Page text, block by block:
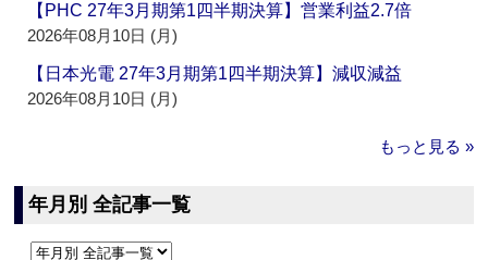
【PHC 27年3月期第1四半期決算】営業利益2.7倍
2026年08月10日 (月)
【日本光電 27年3月期第1四半期決算】減収減益
2026年08月10日 (月)
もっと見る »
年月別 全記事一覧